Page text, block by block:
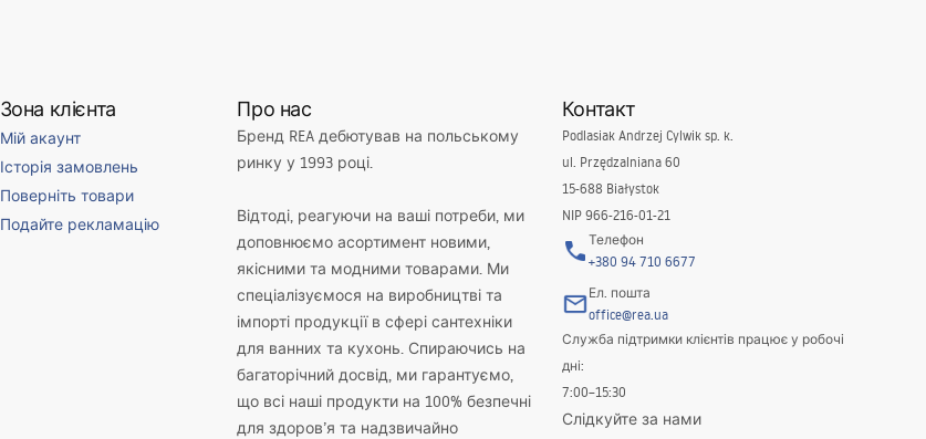
Зона клієнта
Мій акаунт
Історія замовлень
Поверніть товари
Подайте рекламацію
Про нас
Бренд REA дебютував на польському
ринку у 1993 році.
Відтоді, реагуючи на ваші потреби, ми
доповнюємо асортимент новими,
якісними та модними товарами. Ми
спеціалізуємося на виробництві та
імпорті продукції в сфері сантехніки
для ванних та кухонь. Спираючись на
багаторічний досвід, ми гарантуємо,
що всі наші продукти на 100% безпечні
для здоров’я та надзвичайно
Контакт
Podlasiak Andrzej Cylwik sp. k.
ul. Przędzalniana 60
15-688 Białystok
NIP 966-216-01-21
Телефон
+380 94 710 6677
Ел. пошта
office@rea.ua
Служба підтримки клієнтів працює у робочі
дні:
7:00–15:30
Слідкуйте за нами